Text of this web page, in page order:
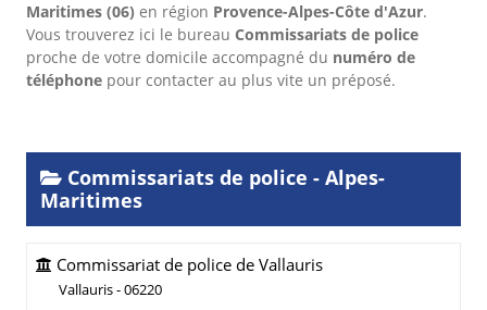
Maritimes (06) en région Provence-Alpes-Côte d'Azur.
Vous trouverez ici le bureau Commissariats de police
proche de votre domicile accompagné du numéro de
téléphone pour contacter au plus vite un préposé.
Commissariats de police - Alpes-
Maritimes
Commissariat de police de Vallauris
Vallauris - 06220